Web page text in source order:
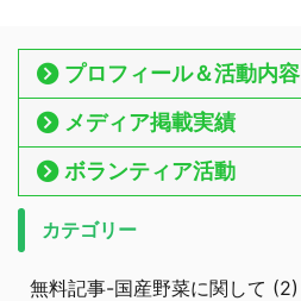
プロフィール＆活動内容
メディア掲載実績
ボランティア活動
カテゴリー
無料記事-国産野菜に関して (2)